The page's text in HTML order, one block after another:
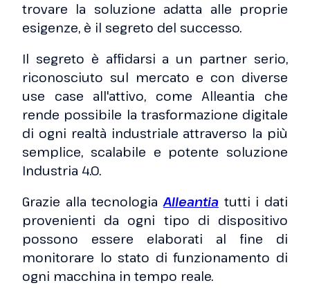
trovare la soluzione adatta alle proprie
esigenze, è il segreto del successo.
Il segreto è affidarsi a un partner serio,
riconosciuto sul mercato e con diverse
use case all'attivo, come Alleantia che
rende possibile la trasformazione digitale
di ogni realtà industriale attraverso la più
semplice, scalabile e potente soluzione
Industria 4.0.
Grazie alla tecnologiaAlleantia tutti i dati
provenienti da ogni tipo di dispositivo
possono essere elaborati al fine di
monitorare lo stato di funzionamento di
ogni macchina in tempo reale.